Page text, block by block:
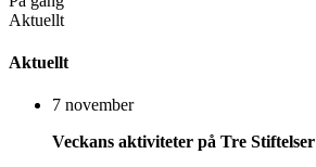
Aktuellt
Aktuellt
7 november
Veckans aktiviteter på Tre Stiftelser